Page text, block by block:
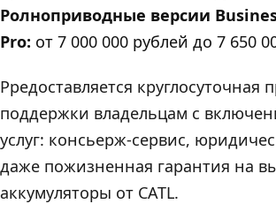
Pолноприводные версии
Pro: от 7 000 000 рублей до 7 650
Pредоставляется круглосуточная
поддержки владельцам с
услуг: консьерж-сервис,
даже пожизненная гарантия на
аккумуляторы от CATL.